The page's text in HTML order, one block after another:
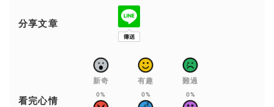
分享文章
看完心情
新奇
0%
有趣
0%
難過
0%